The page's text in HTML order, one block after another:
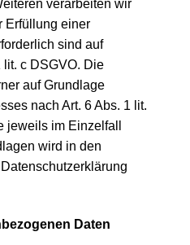
verarbeiten wir
Erfüllung einer
sind auf
lit. c DSGVO. Die
auf Grundlage
nach Art. 6 Abs. 1 lit.
jeweils im Einzelfall
wird in den
Daten